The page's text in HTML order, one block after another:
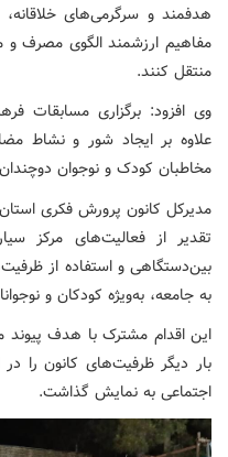
هدفمند و سرگرمی‌های
مفاهیم ارزشمند الگوی مصرف و
منتقل کنند.
وی افزود: برگزاری مسابقات
علاوه بر ایجاد شور و نشاط
مخاطبان کودک و نوجوان
مدیرکل کانون پرورش فکری
تقدیر از فعالیت‌های مرکز
بین‌دستگاهی و استفاده از
به جامعه، به‌ویژه کودکان و
این اقدام مشترک با هدف
بار دیگر ظرفیت‌های کانون را
اجتماعی به نمایش گذاشت.